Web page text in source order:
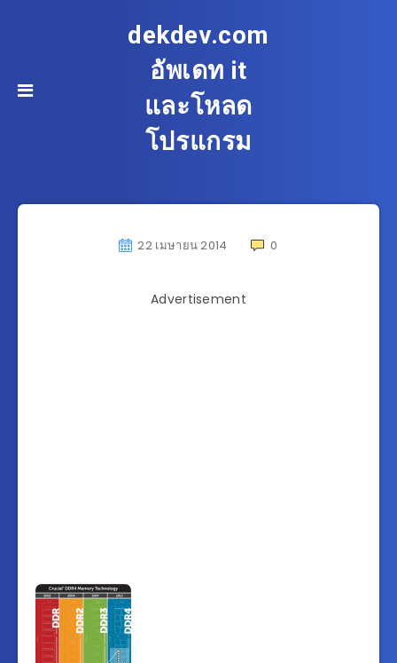
dekdev.com
อัพเดท it
และโหลด
โปรแกรม
22 เมษายน 2014 0
Advertisement